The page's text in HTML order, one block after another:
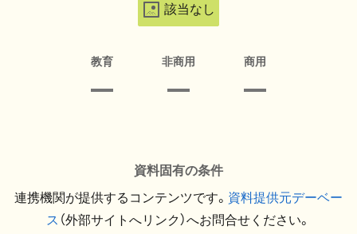
該当なし
教育 非商用 商用
資料固有の条件
連携機関が提供するコンテンツです。 資料提供元デーベー
ス （外部サイトへリンク）へお問合せください。